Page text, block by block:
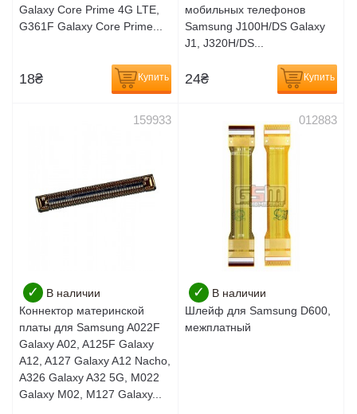
Galaxy Core Prime 4G LTE,
G361F Galaxy Core Prime...
18₴ Купить
мобильных телефонов
Samsung J100H/DS Galaxy
J1, J320H/DS...
24₴ Купить
159933
✓
В наличии
Коннектор материнской
платы для Samsung A022F
Galaxy A02, A125F Galaxy
A12, A127 Galaxy A12 Nacho,
A326 Galaxy A32 5G, M022
Galaxy M02, M127 Galaxy...
012883
✓
В наличии
Шлейф для Samsung D600,
межплатный